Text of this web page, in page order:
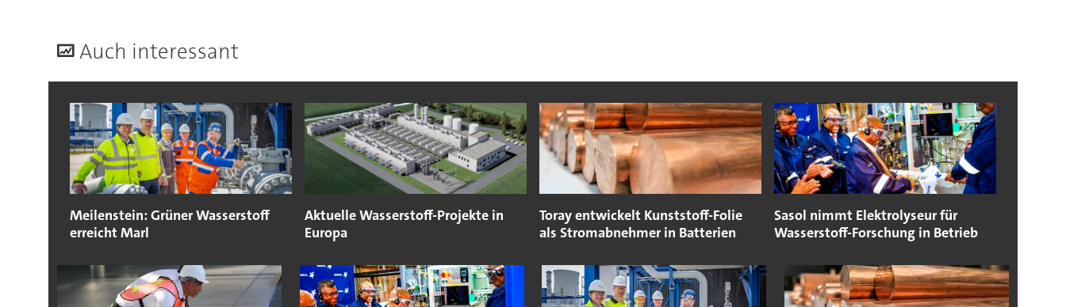
Auch interessant
Meilenstein: Grüner Wasserstoff
erreicht Marl
Aktuelle Wasserstoff-Projekte in
Europa
Toray entwickelt Kunststoff-Folie
als Stromabnehmer in Batterien
Sasol nimmt Elektrolyseur für
Wasserstoff-Forschung in Betrieb